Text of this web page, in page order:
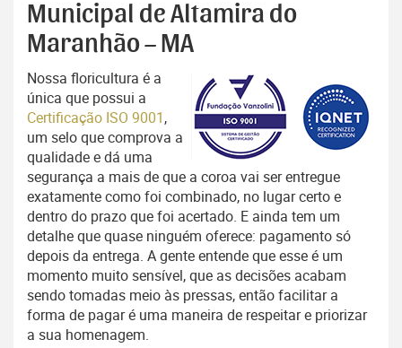
Municipal de Altamira do
Maranhão – MA
Nossa floricultura é a
única que possui a
Certificação ISO 9001,
um selo que comprova a
qualidade e dá uma
segurança a mais de que a coroa vai ser entregue
exatamente como foi combinado, no lugar certo e
dentro do prazo que foi acertado. E ainda tem um
detalhe que quase ninguém oferece: pagamento só
depois da entrega. A gente entende que esse é um
momento muito sensível, que as decisões acabam
sendo tomadas meio às pressas, então facilitar a
forma de pagar é uma maneira de respeitar e priorizar
a sua homenagem.